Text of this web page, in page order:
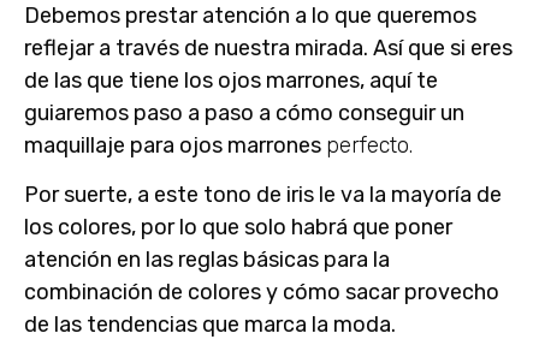
Debemos prestar atención a lo que queremos
reflejar a través de nuestra mirada. Así que si eres
de las que tiene los ojos marrones, aquí te
guiaremos paso a paso a cómo conseguir un
maquillaje para ojos marrones perfecto.
Por suerte, a este tono de iris le va la mayoría de
los colores, por lo que solo habrá que poner
atención en las reglas básicas para la
combinación de colores y cómo sacar provecho
de las tendencias que marca la moda.